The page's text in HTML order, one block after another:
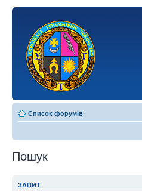
Список форумів
Пошук
ЗАПИТ